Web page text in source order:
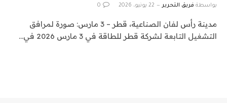
بواسطة فريق التحرير 22 يونيو، 2026 0
مدينة رأس لفان الصناعية، قطر – 3 مارس: صورة لمرافق
التشغيل التابعة لشركة قطر للطاقة في 3 مارس 2026 في…